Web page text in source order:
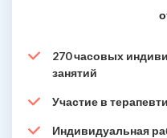
270 часовых
занятий
Участие в
Индивидуальная